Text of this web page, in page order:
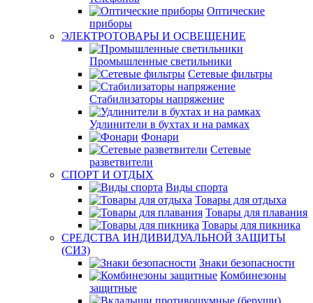
Оптические
приборы
ЭЛЕКТРОТОВАРЫ И ОСВЕЩЕНИЕ
Промышленные светильники
Сетевые фильтры
Стабилизаторы напряжение
Удлинители в бухтах и на рамках
Фонари
Сетевые
разветвители
СПОРТ И ОТДЫХ
Виды спорта
Товары для отдыха
Товары для плавания
Товары для пикника
СРЕДСТВА ИНДИВИДУАЛЬНОЙ ЗАЩИТЫ
(СИЗ)
Знаки безопасности
Комбинезоны
защитные